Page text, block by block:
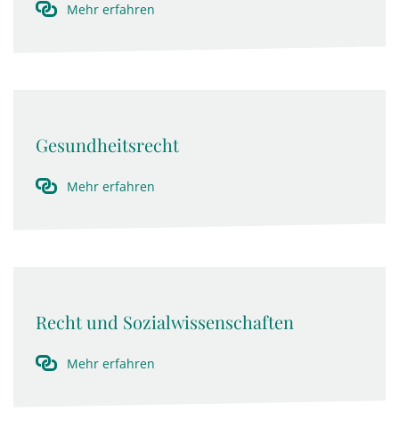
Mehr erfahren
Gesundheitsrecht
Mehr erfahren
Recht und Sozialwissenschaften
Mehr erfahren